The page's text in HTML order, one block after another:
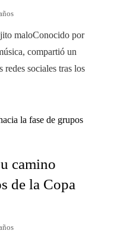
maloConocido por
compartió un
sociales tras los
camino
de la Copa